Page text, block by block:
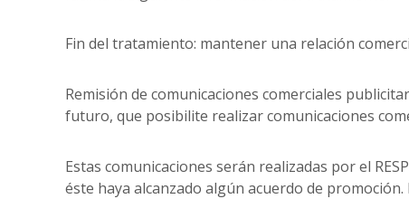
Fin del tratamiento: mantener una relación
Remisión de comunicaciones comerciales
futuro, que posibilite realizar comunicaciones
Estas comunicaciones serán realizadas por el
éste haya alcanzado algún acuerdo de